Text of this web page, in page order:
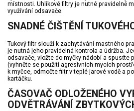
místnosti. Uhlíkové filtry je nutné pravidelně
využívání odsavače.
SNADNÉ ČIŠTĚNÍ
Tukový filtr slouží k zachytávání mastného
je nutná jeho pravidelná kontrola a údržba.
odsavače, vložte do myčky nádobí a spusťte
(vyhněte se použití agresivních mycích
k myčce, odmočte filtr v teplé jarové vodě a
kartáčku.
ČASOVAČ ODLOŽENÉHO
ODVĚTRÁVÁNÍ